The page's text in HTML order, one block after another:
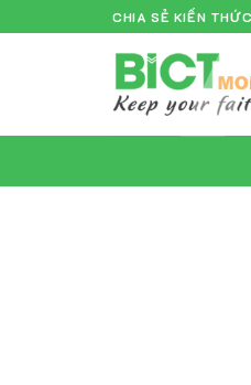
to
CHIA SẺ KIẾN